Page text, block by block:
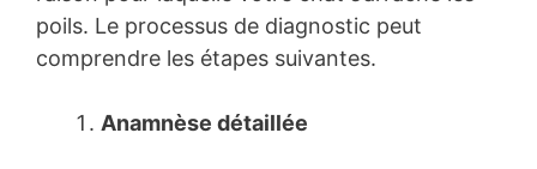
poils. Le processus de diagnostic peut
comprendre les étapes suivantes.
Anamnèse détaillée